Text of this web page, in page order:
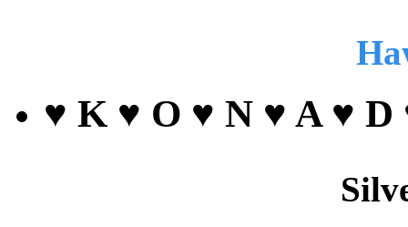
♥ K ♥ O ♥ N ♥ A ♥ D